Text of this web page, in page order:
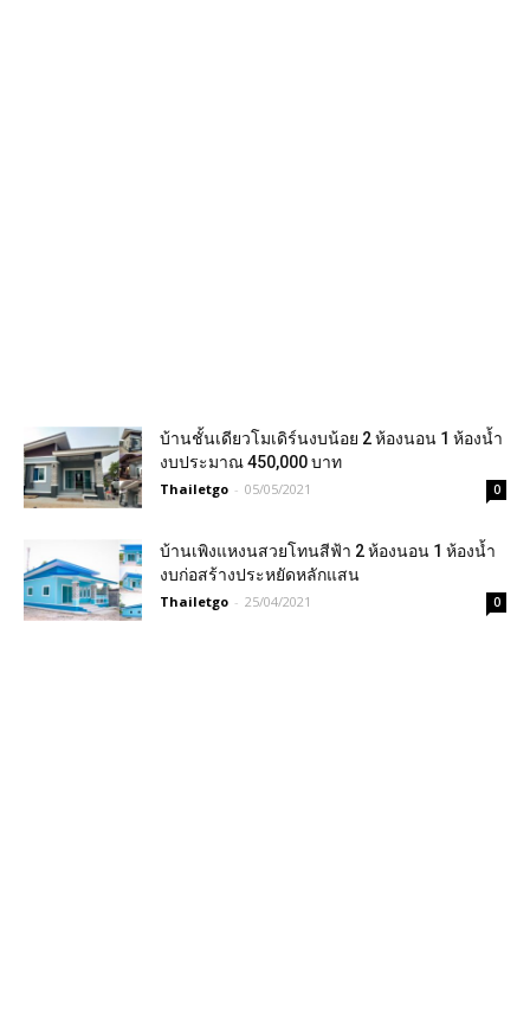
บ้านชั้นเดียวโมเดิร์นงบน้อย 2 ห้องนอน 1 ห้องน้ำ
งบประมาณ 450,000 บาท
Thailetgo - 05/05/2021 0
บ้านเพิงแหงนสวยโทนสีฟ้า 2 ห้องนอน 1 ห้องน้ำ
งบก่อสร้างประหยัดหลักแสน
Thailetgo - 25/04/2021 0